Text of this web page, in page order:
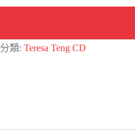
A
l
i
分類: Teresa Teng CD